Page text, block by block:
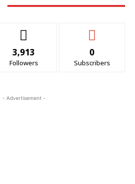
3,913
Followers
0
Subscribers
- Advertisement -